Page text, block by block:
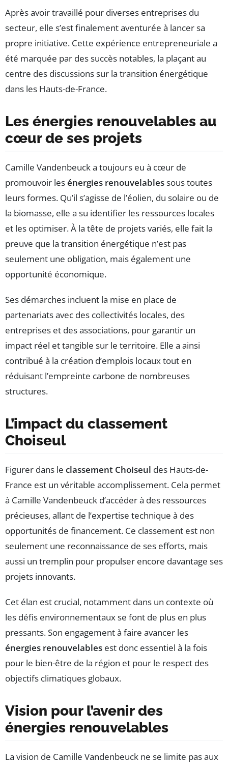
Après avoir travaillé pour diverses entreprises du
secteur, elle s’est finalement aventurée à lancer sa
propre initiative. Cette expérience entrepreneuriale a
été marquée par des succès notables, la plaçant au
centre des discussions sur la transition énergétique
dans les Hauts-de-France.
Les énergies renouvelables au
cœur de ses projets
Camille Vandenbeuck a toujours eu à cœur de
promouvoir lesénergies renouvelablessous toutes
leurs formes. Qu’il s’agisse de l’éolien, du solaire ou de
la biomasse, elle a su identifier les ressources locales
et les optimiser. À la tête de projets variés, elle fait la
preuve que la transition énergétique n’est pas
seulement une obligation, mais également une
opportunité économique.
Ses démarches incluent la mise en place de
partenariats avec des collectivités locales, des
entreprises et des associations, pour garantir un
impact réel et tangible sur le territoire. Elle a ainsi
contribué à la création d’emplois locaux tout en
réduisant l’empreinte carbone de nombreuses
structures.
L’impact du classement
Choiseul
Figurer dans le classement Choiseul des Hauts-de-
France est un véritable accomplissement. Cela permet
à Camille Vandenbeuck d’accéder à des ressources
précieuses, allant de l’expertise technique à des
opportunités de financement. Ce classement est non
seulement une reconnaissance de ses efforts, mais
aussi un tremplin pour propulser encore davantage ses
projets innovants.
Cet élan est crucial, notamment dans un contexte où
les défis environnementaux se font de plus en plus
pressants. Son engagement à faire avancer les
énergies renouvelables est donc essentiel à la fois
pour le bien-être de la région et pour le respect des
objectifs climatiques globaux.
Vision pour l’avenir des
énergies renouvelables
La vision de Camille Vandenbeuck ne se limite pas aux